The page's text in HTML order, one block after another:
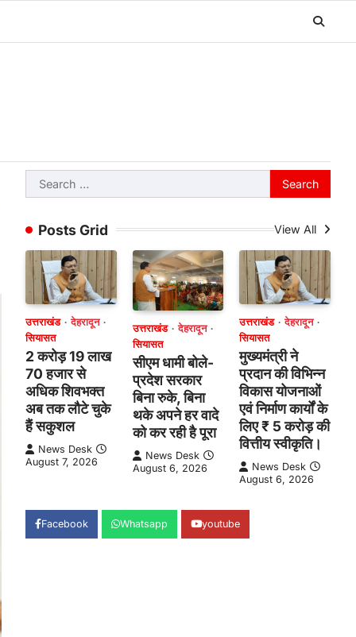
Search
for:
Posts Grid View All
उत्तराखंड
देहरादून
सियासत
2 करोड़ 19 लाख
70 हजार से
अधिक शिवभक्त
अब तक लौटे चुके
हैं सकुशल
News Desk
August 7, 2026
उत्तराखंड
देहरादून
सियासत
सीएम धामी बोले-
प्रदेश सरकार
बिना रुके, बिना
थके अपने हर वादे
को कर रही है पूरा
News Desk
August 6, 2026
उत्तराखंड
देहरादून
सियासत
मुख्यमंत्री ने
प्रदान की विभिन्न
विकास योजनाओं
एवं निर्माण कार्यों के
लिए ₹ 5 करोड़ की
वित्तीय स्वीकृति।
News Desk
August 6, 2026
Facebook Whatsapp youtube